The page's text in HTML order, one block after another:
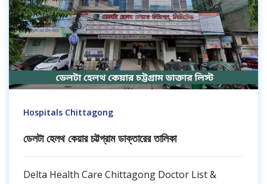
Hospitals Chittagong
ডেলটা হেলথ কেয়ার চট্টগ্রাম ডাক্তারের তালিকা
Delta Health Care Chittagong Doctor List &